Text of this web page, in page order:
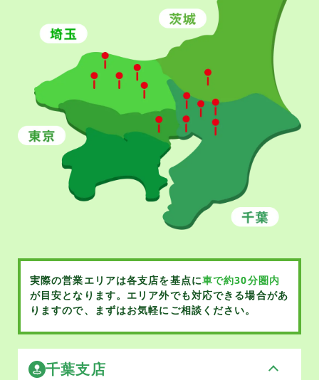
実際の営業エリアは各支店を基点に車で約30分圏内
が目安となります。 エリア外でも対応できる場合があ
りますので、まずはお気軽にご相談ください。
千葉支店